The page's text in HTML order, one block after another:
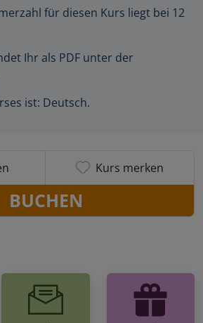
für diesen Kurs liegt bei 12
Ihr als PDF unter der
ist: Deutsch.
Kurs merken
BUCHEN